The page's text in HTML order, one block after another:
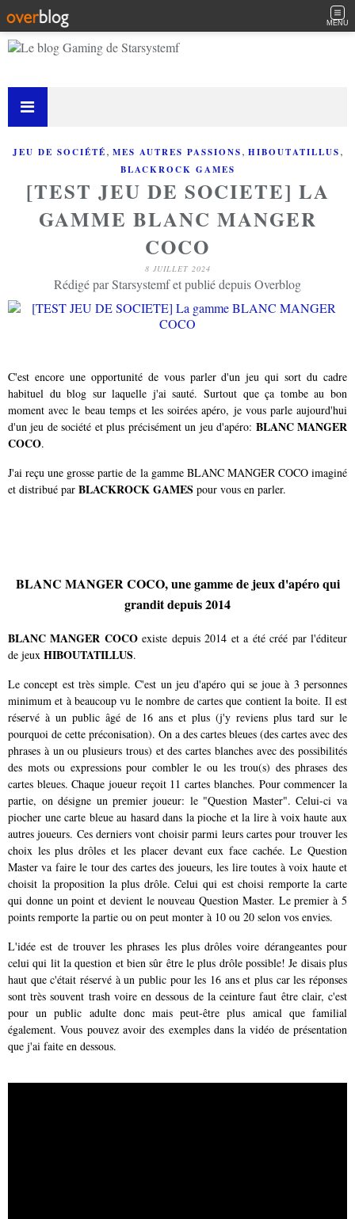
MENU
JEU DE SOCIÉTÉ, MES AUTRES PASSIONS, HIBOUTATILLUS,
BLACKROCK GAMES
[TEST JEU DE SOCIETE] LA
GAMME BLANC MANGER
COCO
8 JUILLET 2024
Rédigé par Starsystemf et publié depuis Overblog
C'est encore une opportunité de vous parler d'un jeu qui sort du cadre
habituel du blog sur laquelle j'ai sauté. Surtout que ça tombe au bon
moment avec le beau temps et les soirées apéro, je vous parle aujourd'hui
d'un jeu de société et plus précisément un jeu d'apéro: BLANC MANGER
COCO.
J'ai reçu une grosse partie de la gamme BLANC MANGER COCO imaginé
et distribué par BLACKROCK GAMES pour vous en parler.
BLANC MANGER COCO, une gamme de jeux d'apéro qui
grandit depuis 2014
BLANC MANGER COCOexiste depuis 2014 et a été créé par l'éditeur
de jeux HIBOUTATILLUS.
Le concept est très simple. C'est un jeu d'apéro qui se joue à 3 personnes
minimum et à beaucoup vu le nombre de cartes que contient la boite. Il est
réservé à un public âgé de 16 ans et plus (j'y reviens plus tard sur le
pourquoi de cette préconisation). On a des cartes bleues (des cartes avec des
phrases à un ou plusieurs trous) et des cartes blanches avec des possibilités
des mots ou expressions pour combler le ou les trou(s) des phrases des
cartes bleues. Chaque joueur reçoit 11 cartes blanches. Pour commencer la
partie, on désigne un premier joueur: le "Question Master". Celui-ci va
piocher une carte bleue au hasard dans la pioche et la lire à voix haute aux
autres joueurs. Ces derniers vont choisir parmi leurs cartes pour trouver les
choix les plus drôles et les placer devant eux face cachée. Le Question
Master va faire le tour des cartes des joueurs, les lire toutes à voix haute et
choisit la proposition la plus drôle. Celui qui est choisi remporte la carte
qui donne un point et devient le nouveau Question Master. Le premier à 5
points remporte la partie ou on peut monter à 10 ou 20 selon vos envies.
L'idée est de trouver les phrases les plus drôles voire dérangeantes pour
celui qui lit la question et bien sûr être le plus drôle possible! Je disais plus
haut que c'était réservé à un public pour les 16 ans et plus car les réponses
sont très souvent trash voire en dessous de la ceinture faut être clair, c'est
pour un public adulte donc mais peut-être plus amical que familial
également. Vous pouvez avoir des exemples dans la vidéo de présentation
que j'ai faite en dessous.